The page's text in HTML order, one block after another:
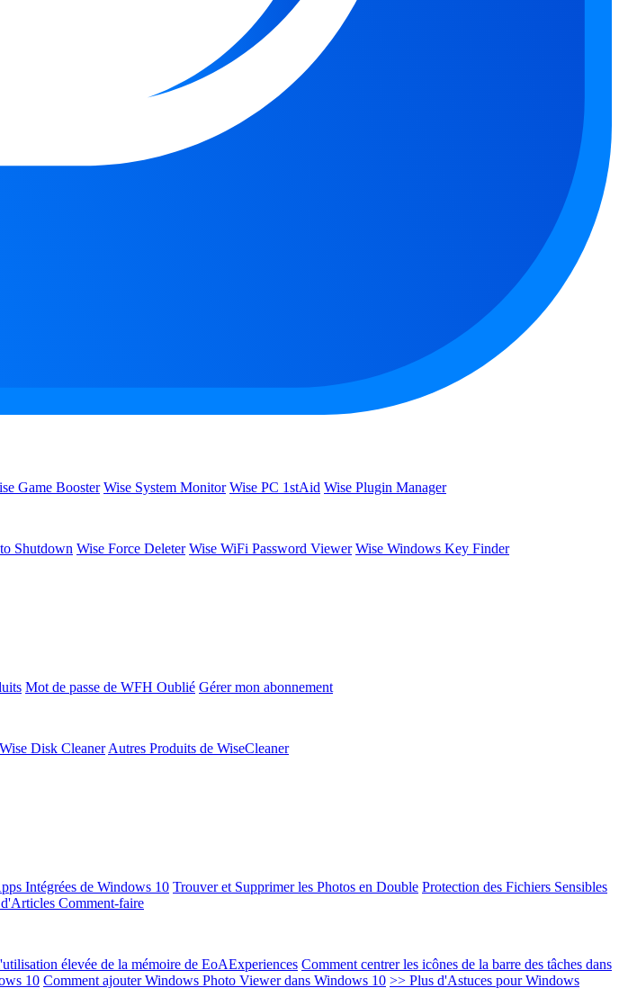
Game Booster Wise System Monitor Wise PC 1stAid Wise Plugin Manager
Shutdown Wise Force Deleter Wise WiFi Password Viewer Wise Windows Key Finder
Mot de passe de WFH Oublié Gérer mon abonnement
Wise Disk Cleaner Autres Produits de WiseCleaner
Intégrées de Windows 10 Trouver et Supprimer les Photos en Double Protection des Fichiers Sensibles
Comment-faire
élevée de la mémoire de EoAExperiences Comment centrer les icônes de la barre des tâches dans
10 Comment ajouter Windows Photo Viewer dans Windows 10 >> Plus d'Astuces pour Windows